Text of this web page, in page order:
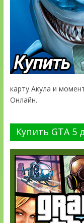
карту Акула и
Онлайн.
Купить GTA 5